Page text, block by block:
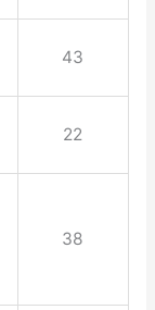
43
22
38